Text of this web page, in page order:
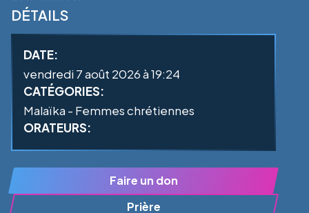
DÉTAILS
DATE:
vendredi 7 août 2026 à 19:24
CATÉGORIES:
Malaïka - Femmes chrétiennes
ORATEURS:
Faire un don
Prière